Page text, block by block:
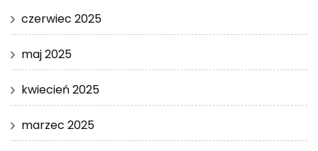
czerwiec 2025
maj 2025
kwiecień 2025
marzec 2025